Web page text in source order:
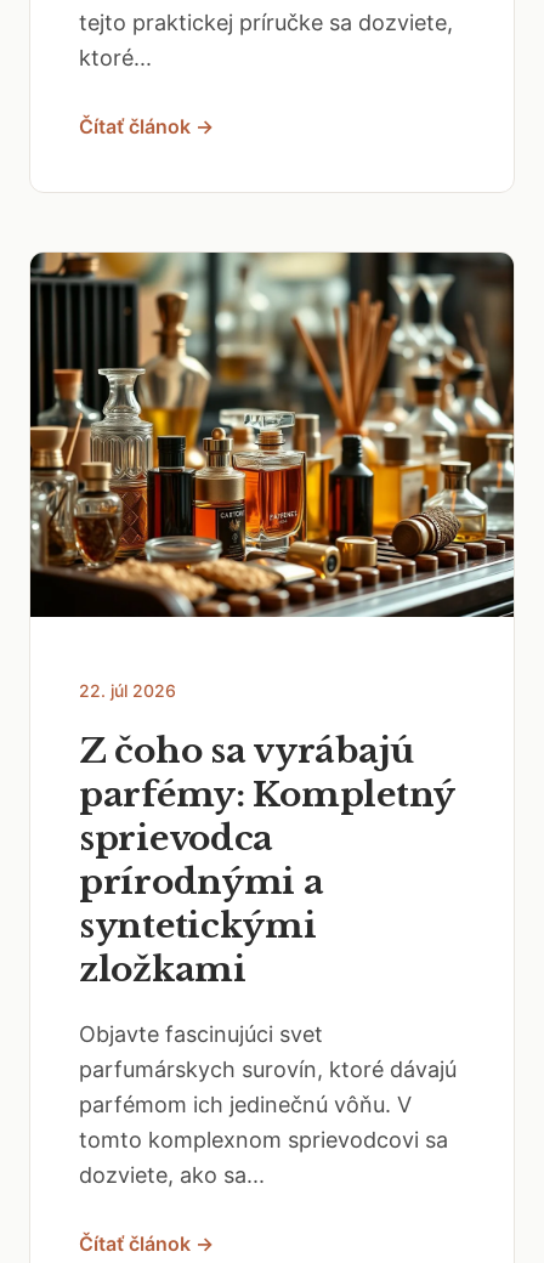
tejto praktickej príručke sa dozviete,
ktoré...
Čítať článok →
22. júl 2026
Z čoho sa vyrábajú
parfémy: Kompletný
sprievodca
prírodnými a
syntetickými
zložkami
Objavte fascinujúci svet
parfumárskych surovín, ktoré dávajú
parfémom ich jedinečnú vôňu. V
tomto komplexnom sprievodcovi sa
dozviete, ako sa...
Čítať článok →